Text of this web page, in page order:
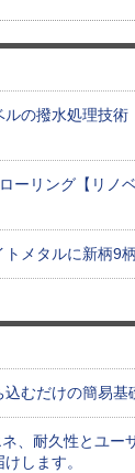
ルの撥水処理技
ーリング【リノ
メタルに新柄9
込むだけの簡易基
、耐久性とユー
します。